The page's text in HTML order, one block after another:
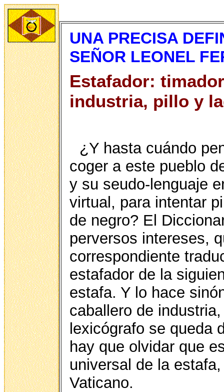
UNA PRECISA
SEÑOR LEONEL
Estafador:
industria, pillo y
¿Y hasta cuándo
coger a este pueblo
y su seudo-lenguaje
virtual, para intentar
de negro? El
perversos intereses,
correspondiente
estafador de la
estafa. Y lo hace
caballero de
lexicógrafo se queda
hay que olvidar que
universal de la
Vaticano.